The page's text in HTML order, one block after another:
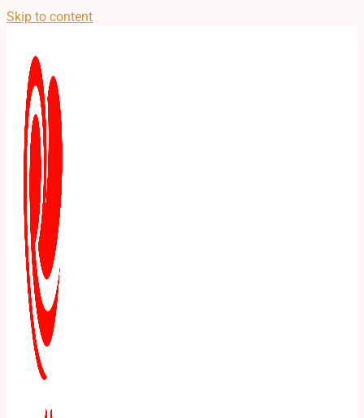
Skip to content